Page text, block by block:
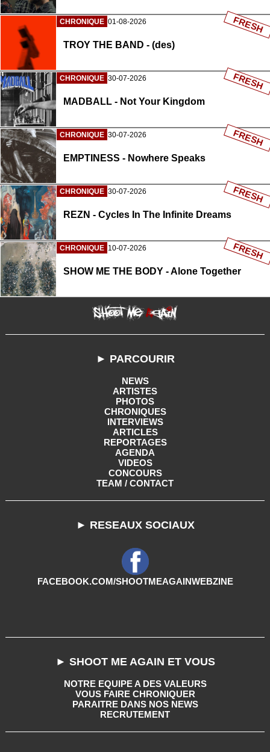
CHRONIQUE 01-08-2026
TROY THE BAND - (des)
FRESH
CHRONIQUE 30-07-2026
MADBALL - Not Your Kingdom
FRESH
CHRONIQUE 30-07-2026
EMPTINESS - Nowhere Speaks
FRESH
CHRONIQUE 30-07-2026
REZN - Cycles In The Infinite Dreams
FRESH
CHRONIQUE 10-07-2026
SHOW ME THE BODY - Alone Together
FRESH
► PARCOURIR
NEWS
ARTISTES
PHOTOS
CHRONIQUES
INTERVIEWS
ARTICLES
REPORTAGES
AGENDA
VIDEOS
CONCOURS
TEAM / CONTACT
► RESEAUX SOCIAUX
FACEBOOK.COM/SHOOTMEAGAINWEBZINE
► SHOOT ME AGAIN ET VOUS
NOTRE EQUIPE A DES VALEURS
VOUS FAIRE CHRONIQUER
PARAITRE DANS NOS NEWS
RECRUTEMENT